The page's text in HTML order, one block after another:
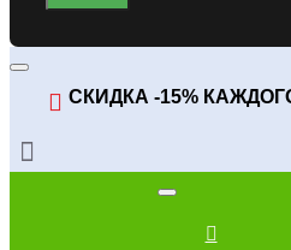
СКИДКА -15%